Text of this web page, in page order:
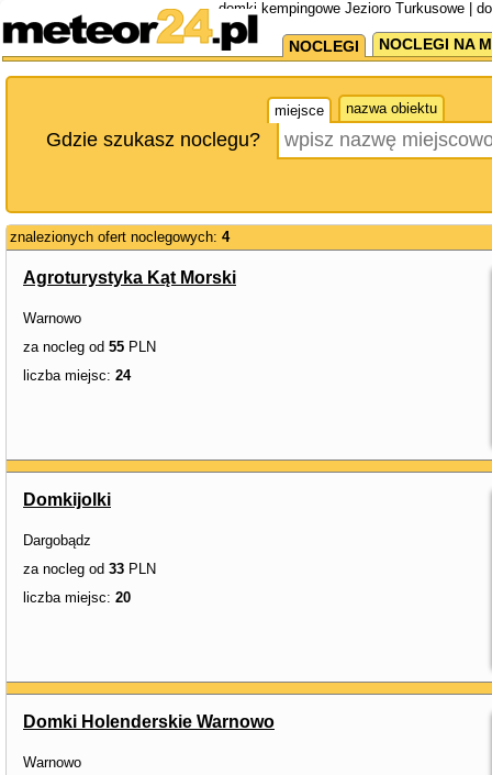
domki kempingowe Jezioro Turkusowe |
NOCLEGI NOCLEGI NA
miejsce nazwa obiektu
Gdzie szukasz noclegu?
znalezionych ofert noclegowych: 4
Agroturystyka Kąt Morski
Warnowo
za nocleg od 55 PLN
liczba miejsc: 24
Domkijolki
Dargobądz
za nocleg od 33 PLN
liczba miejsc: 20
Domki Holenderskie Warnowo
Warnowo